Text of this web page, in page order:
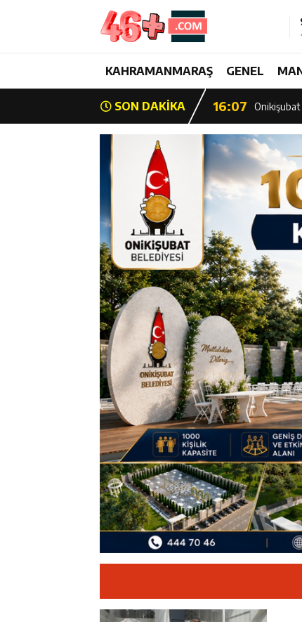
KAHRAMANMARAŞ GENEL
SON DAKİKA
Yedi
16:19 Şehrin İlk
16:07 Onikişubat
15:39 Şehrin İlk
13:26 Şampiyon
Başkan
17:01 Kurtuluş
16:55 Başkan
11:19 12 Şubat:
14:35 Asfalt
13:28 Yedi Güzel
16:19 Şehrin İlk